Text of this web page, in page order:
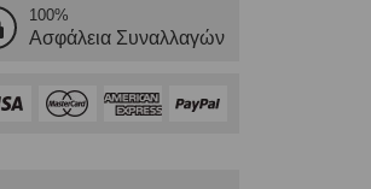
100%
Ασφάλεια Συναλλαγών